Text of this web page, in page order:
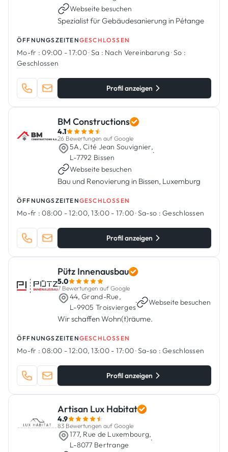
Webseite besuchen
Spezialist für Gebäudesanierung in Pétange
ÖFFNUNGSZEITENGESCHLOSSEN
Mo-fr : 09:00 - 17:00·Sa : Nach Vereinbarung·So :
Geschlossen
Profil anzeigen
BM Constructions
4.1
26 Bewertungen auf Google
5A, Cité Jean Souvignier,
L-7792 Bissen
·
Webseite besuchen
Bau und Renovierung in Bissen, Luxemburg
ÖFFNUNGSZEITENGESCHLOSSEN
Mo-fr : 08:00 - 12:00, 13:00 - 17:00·Sa-so : Geschlossen
Profil anzeigen
Pütz Innenausbau
5.0
7 Bewertungen auf Google
44, Grand-Rue,
L-9905 Troisvierges
· Webseite besuchen
Wir schaffen Wohn(t)räume.
ÖFFNUNGSZEITENGESCHLOSSEN
Mo-fr : 08:00 - 12:00, 13:00 - 17:00·Sa-so : Geschlossen
Profil anzeigen
Artisan Lux Habitat
4.9
83 Bewertungen auf Google
177, Rue de Luxembourg,
L-8077 Bertrange
·